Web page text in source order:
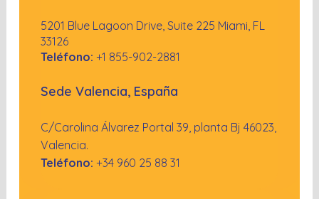
5201 Blue Lagoon Drive, Suite 225 Miami, FL
33126
Teléfono: +1 855-902-2881
Sede Valencia, España
C/Carolina Álvarez Portal 39, planta Bj 46023,
Valencia.
Teléfono: +34 960 25 88 31